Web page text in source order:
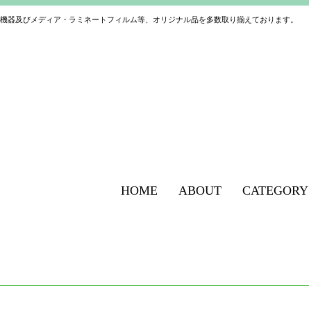
及びメディア・ラミネートフィルム等、オリジナル品を多数取り揃えております。
HOME ABOUT CATEGORY